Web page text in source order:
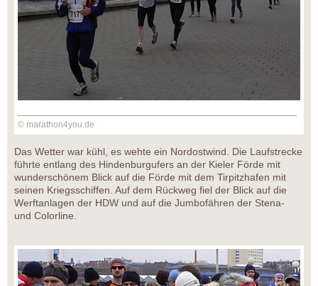
© marathon4you.de
Das Wetter war kühl, es wehte ein Nordostwind. Die Laufstrecke
führte entlang des Hindenburgufers an der Kieler Förde mit
wunderschönem Blick auf die Förde mit dem Tirpitzhafen mit
seinen Kriegsschiffen. Auf dem Rückweg fiel der Blick auf die
Werftanlagen der HDW und auf die Jumbofähren der Stena-
und Colorline.